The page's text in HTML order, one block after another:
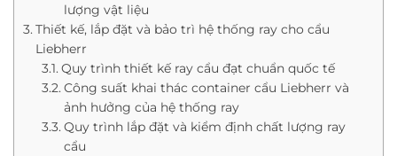
lượng vật liệu
Thiết kế, lắp đặt và bảo trì hệ thống ray cho cẩu
Liebherr
Quy trình thiết kế ray cẩu đạt chuẩn quốc tế
Công suất khai thác container cẩu Liebherr và
ảnh hưởng của hệ thống ray
Quy trình lắp đặt và kiểm định chất lượng ray
cẩu